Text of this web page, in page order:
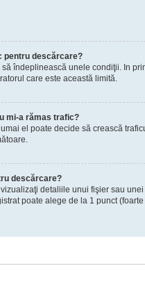
pentru descărcare?
îndeplinească unele condiţii. In
care este această limită.
mi-a rămas trafic?
el poate decide să crească
descărcare?
detaliile unui fişier sau
poate alege de la 1 punct